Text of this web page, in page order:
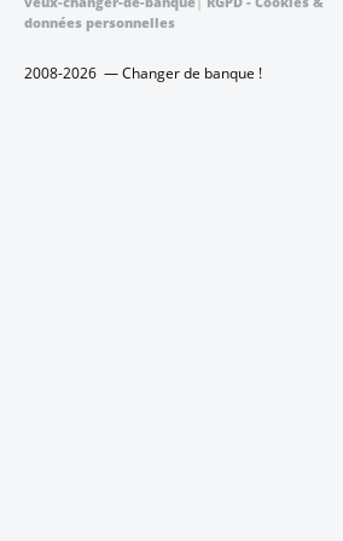
un administrateur du site.
Qui êtes-vous ?
Ce champ n'accepte pas les liens
FranceTransactions.com (hormis vers
données personnelles
2008-2026 — Changer de banque !